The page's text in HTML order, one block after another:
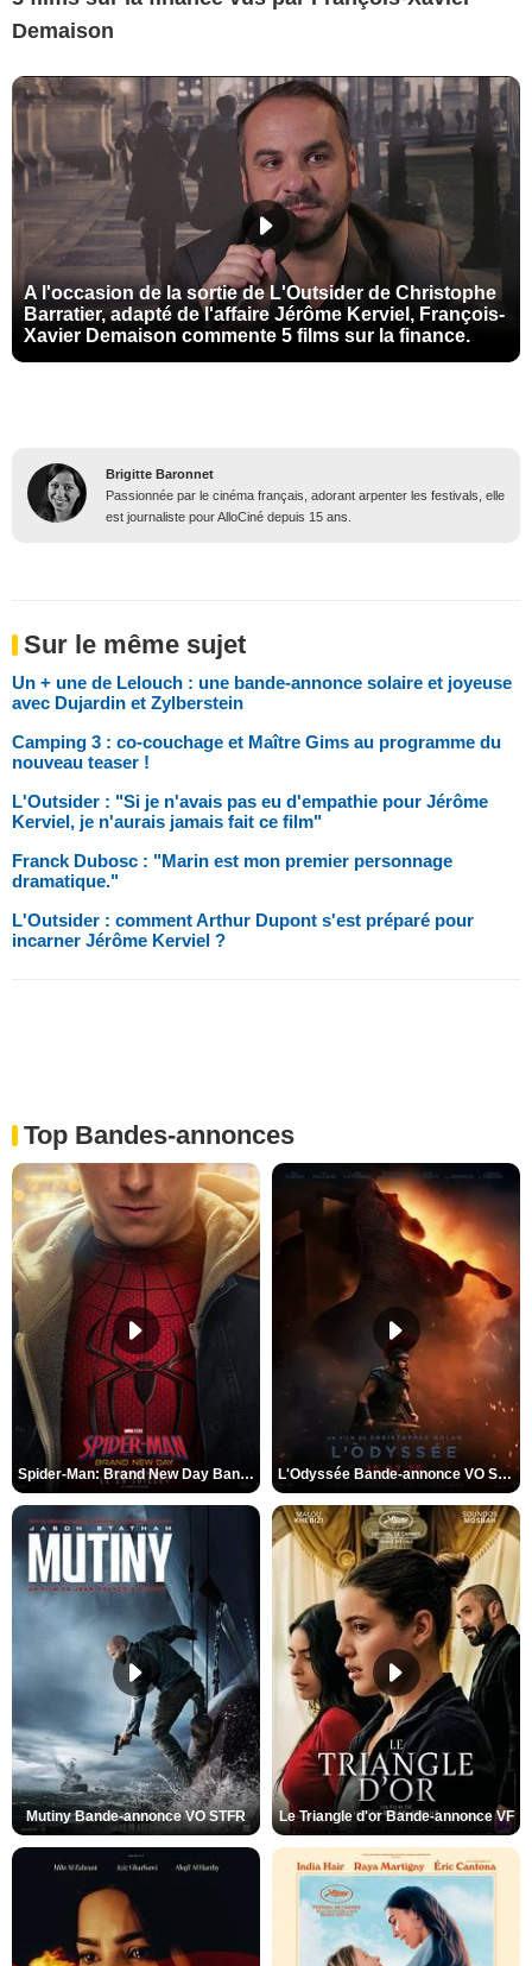
Demaison
A l'occasion de la sortie de L'Outsider de Christophe
Barratier, adapté de l'affaire Jérôme Kerviel, François-
Xavier Demaison commente 5 films sur la finance.
Brigitte Baronnet
Passionnée par le cinéma français, adorant arpenter les festivals, elle
est journaliste pour AlloCiné depuis 15 ans.
Sur le même sujet
Un + une de Lelouch : une bande-annonce solaire et joyeuse
avec Dujardin et Zylberstein
Camping 3 : co-couchage et Maître Gims au programme du
nouveau teaser !
L'Outsider : "Si je n'avais pas eu d'empathie pour Jérôme
Kerviel, je n'aurais jamais fait ce film"
Franck Dubosc : "Marin est mon premier personnage
dramatique."
L'Outsider : comment Arthur Dupont s'est préparé pour
incarner Jérôme Kerviel ?
Top Bandes-annonces
Spider-Man: Brand New Day Bande-annonce VO STFR L'Odyssée Bande-annonce VO STFR
Mutiny Bande-annonce VO STFR Le Triangle d'or Bande-annonce VF